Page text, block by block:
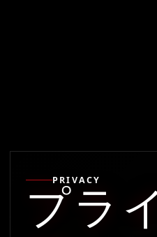
PRIVACY
プラ